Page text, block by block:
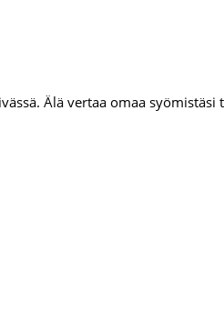
Älä vertaa omaa